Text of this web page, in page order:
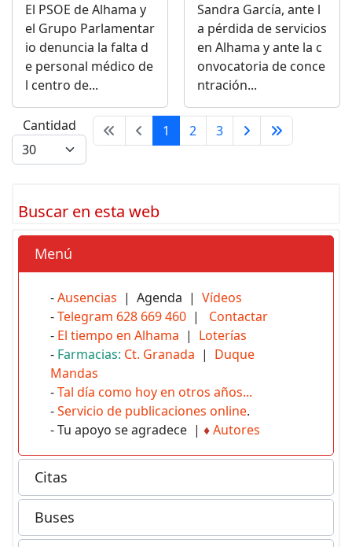
El PSOE de Alhama y
el Grupo Parlamentar
io denuncia la falta d
e personal médico de
l centro de...
Sandra García, ante l
a pérdida de servicios
en Alhama y ante la c
onvocatoria de conce
ntración...
Cantidad 1 2 3
Buscar en esta web
Menú
-Ausencias | Agenda | Vídeos
-Telegram 628 669 460 | Contactar
- El tiempo en Alhama | Loterías
- Farmacias: Ct. Granada | Duque
Mandas
-Tal día como hoy en otros años...
-Servicio de publicaciones online.
- Tu apoyo se agradece | ♦Autores
Citas
Buses